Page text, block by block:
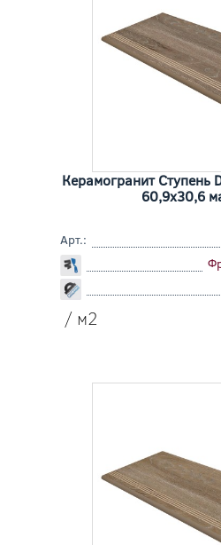
Керамогранит Ступень
60,9x30,6
Арт.:
/ м2